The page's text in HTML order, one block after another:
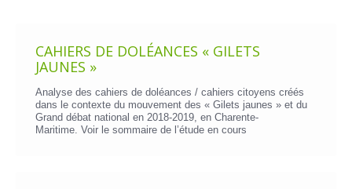
CAHIERS DE DOLÉANCES « GILETS
JAUNES »
Analyse des cahiers de doléances / cahiers citoyens créés
dans le contexte du mouvement des « Gilets jaunes » et du
Grand débat national en 2018-2019, en Charente-
Maritime. Voir le sommaire de l’étude en cours